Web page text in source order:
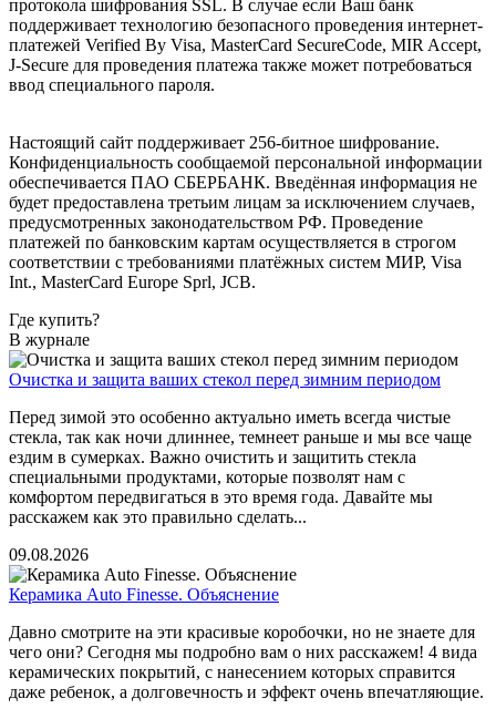
протокола шифрования SSL. В случае если Ваш банк
поддерживает технологию безопасного проведения интернет-
платежей Verified By Visa, MasterCard SecureCode, MIR Accept,
J-Secure для проведения платежа также может потребоваться
ввод специального пароля.
Настоящий сайт поддерживает 256-битное шифрование.
Конфиденциальность сообщаемой персональной информации
обеспечивается ПАО СБЕРБАНК. Введённая информация не
будет предоставлена третьим лицам за исключением случаев,
предусмотренных законодательством РФ. Проведение
платежей по банковским картам осуществляется в строгом
соответствии с требованиями платёжных систем МИР, Visa
Int., MasterCard Europe Sprl, JCB.
Где купить?
В журнале
Очистка и защита ваших стекол перед зимним периодом
Перед зимой это особенно актуально иметь всегда чистые
стекла, так как ночи длиннее, темнеет раньше и мы все чаще
ездим в сумерках. Важно очистить и защитить стекла
специальными продуктами, которые позволят нам с
комфортом передвигаться в это время года. Давайте мы
расскажем как это правильно сделать...
09.08.2026
Керамика Auto Finesse. Объяснение
Давно смотрите на эти красивые коробочки, но не знаете для
чего они? Сегодня мы подробно вам о них расскажем! 4 вида
керамических покрытий, с нанесением которых справится
даже ребенок, а долговечность и эффект очень впечатляющие.